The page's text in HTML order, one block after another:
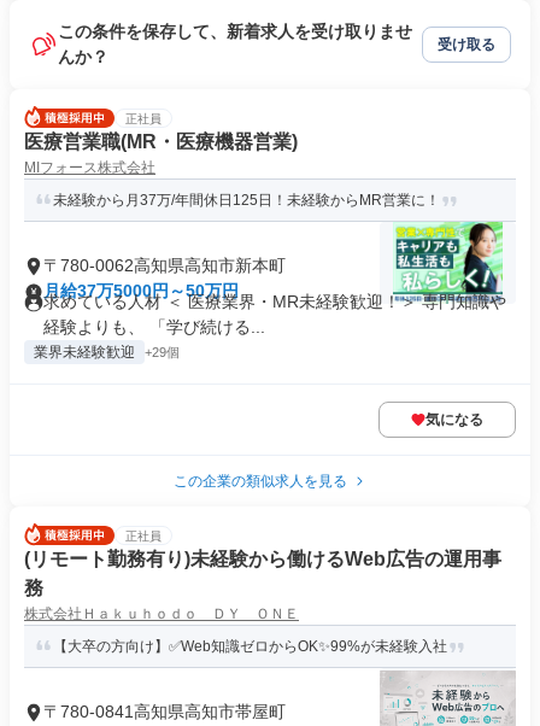
この条件を保存して、新着求人を受け取りませ
んか？
受け取る
正社員
医療営業職(MR・医療機器営業)
MIフォース株式会社
未経験から月37万/年間休日125日！未経験からMR営業に！
〒780-0062高知県高知市新本町
月給37万5000円～50万円
求めている人材 ＜ 医療業界・MR未経験歓迎！＞ 専門知識や
経験よりも、 「学び続ける...
業界未経験歓迎 +29個
気になる
この企業の類似求人を見る
正社員
(リモート勤務有り)未経験から働けるWeb広告の運用事
務
株式会社Ｈａｋｕｈｏｄｏ ＤＹ ＯＮＥ
【大卒の方向け】✅Web知識ゼロからOK✨99%が未経験入社
〒780-0841高知県高知市帯屋町